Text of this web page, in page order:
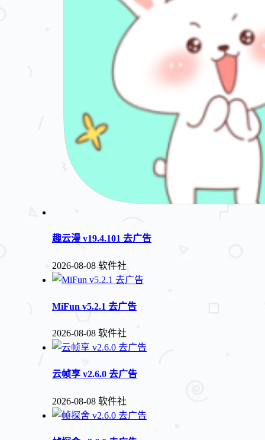
趣云漫 v19.4.101 去广告
2026-08-08 软件社
MiFun v5.2.1 去广告
2026-08-08 软件社
云帧享 v2.6.0 去广告
2026-08-08 软件社